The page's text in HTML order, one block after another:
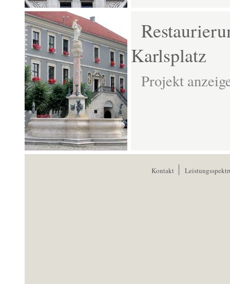
Karlsplatz
Projekt
Kontakt